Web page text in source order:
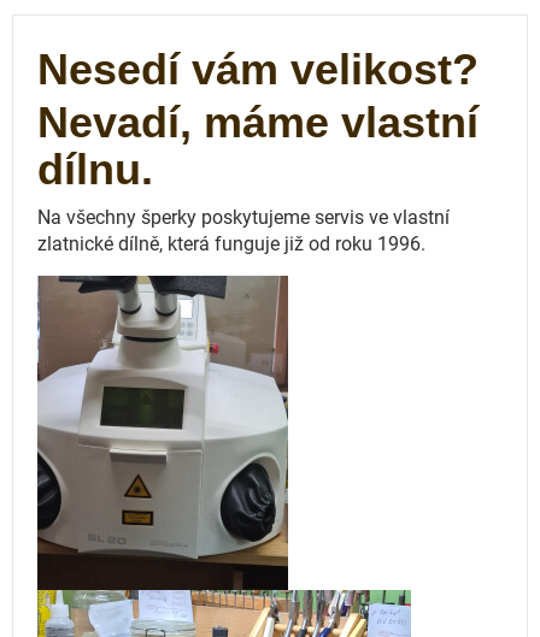
Nesedí vám velikost?
Nevadí, máme vlastní
dílnu.
Na všechny šperky poskytujeme servis ve vlastní
zlatnické dílně, která funguje již od roku 1996.